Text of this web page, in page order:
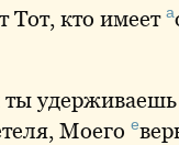
Тот, кто имеет а
ты
, Моего е